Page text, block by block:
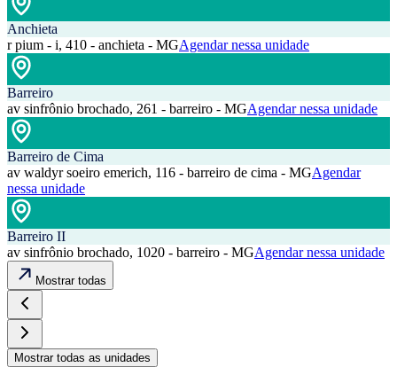
Anchieta
r pium - i, 410 - anchieta - MGAgendar nessa unidade
Barreiro
av sinfrônio brochado, 261 - barreiro - MGAgendar nessa unidade
Barreiro de Cima
av waldyr soeiro emerich, 116 - barreiro de cima - MGAgendar
nessa unidade
Barreiro II
av sinfrônio brochado, 1020 - barreiro - MGAgendar nessa unidade
Mostrar todas
Mostrar todas as unidades